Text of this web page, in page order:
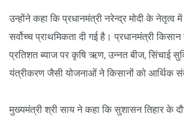
उन्होंने कहा कि प्रधानमंत्री नरेन्द्र मोदी के नेतृत्व
सर्वोच्च प्राथमिकता दी गई है। प्रधानमंत्री किसान
प्रतिशत ब्याज पर कृषि ऋण, उन्नत बीज, सिंचाई
यंत्रीकरण जैसी योजनाओं ने किसानों को आर्थिक
मुख्यमंत्री श्री साय ने कहा कि सुशासन तिहार के